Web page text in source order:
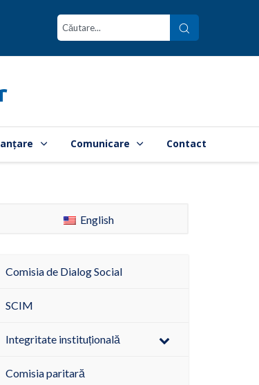
Comunicare Contact
English
Comisia de Dialog Social
SCIM
Integritate instituțională
Comisia paritară